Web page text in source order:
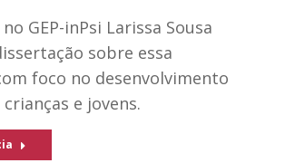
GEP-inPsi Larissa Sousa
sobre essa
foco no desenvolvimento
e jovens.